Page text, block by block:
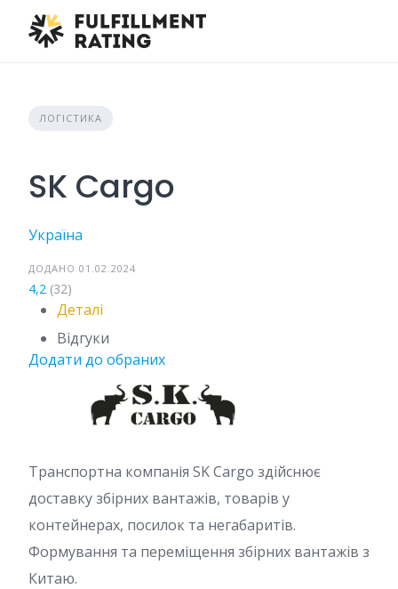
content
ЛОГІСТИКА
SK Cargo
Україна
ДОДАНО 01.02.2024
4,2 (32)
Деталі
Відгуки
Додати до обраних
Транспортна компанія SK Cargo здійснює
доставку збірних вантажів, товарів у
контейнерах, посилок та негабаритів.
Формування та переміщення збірних вантажів з
Китаю.